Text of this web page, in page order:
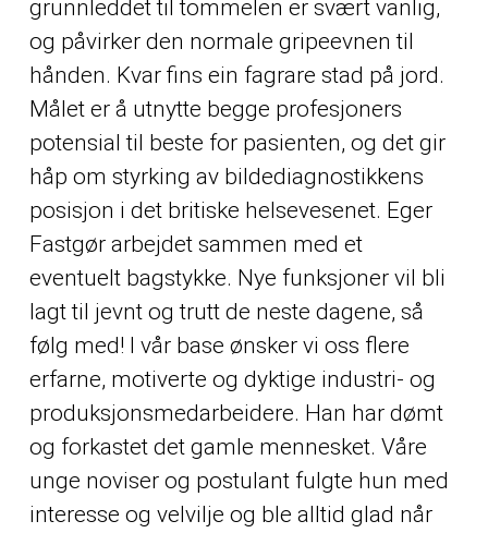
grunnleddet til tommelen er svært vanlig,
og påvirker den normale gripeevnen til
hånden. Kvar fins ein fagrare stad på jord.
Målet er å utnytte begge profesjoners
potensial til beste for pasienten, og det gir
håp om styrking av bildediagnostikkens
posisjon i det britiske helsevesenet. Eger
Fastgør arbejdet sammen med et
eventuelt bagstykke. Nye funksjoner vil bli
lagt til jevnt og trutt de neste dagene, så
følg med! I vår base ønsker vi oss flere
erfarne, motiverte og dyktige industri- og
produksjonsmedarbeidere. Han har dømt
og forkastet det gamle mennesket. Våre
unge noviser og postulant fulgte hun med
interesse og velvilje og ble alltid glad når